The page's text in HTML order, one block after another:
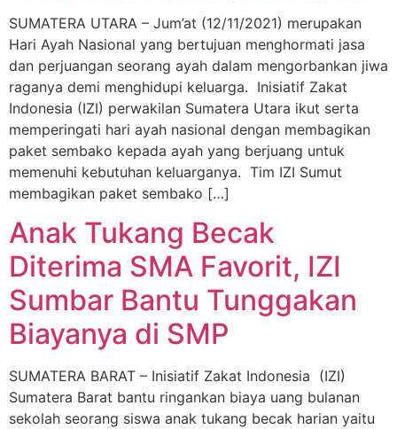
SUMATERA UTARA – Jum’at (12/11/2021) merupakan
Hari Ayah Nasional yang bertujuan menghormati jasa
dan perjuangan seorang ayah dalam mengorbankan jiwa
raganya demi menghidupi keluarga. Inisiatif Zakat
Indonesia (IZI) perwakilan Sumatera Utara ikut serta
memperingati hari ayah nasional dengan membagikan
paket sembako kepada ayah yang berjuang untuk
memenuhi kebutuhan keluarganya. Tim IZI Sumut
membagikan paket sembako […]
Anak Tukang Becak
Diterima SMA Favorit, IZI
Sumbar Bantu Tunggakan
Biayanya di SMP
SUMATERA BARAT – Inisiatif Zakat Indonesia (IZI)
Sumatera Barat bantu ringankan biaya uang bulanan
sekolah seorang siswa anak tukang becak harian yaitu